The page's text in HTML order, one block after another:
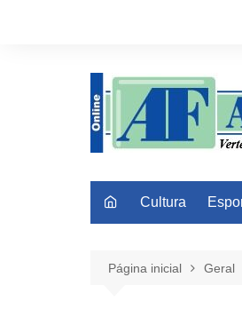
Cultura
Página inicial Geral